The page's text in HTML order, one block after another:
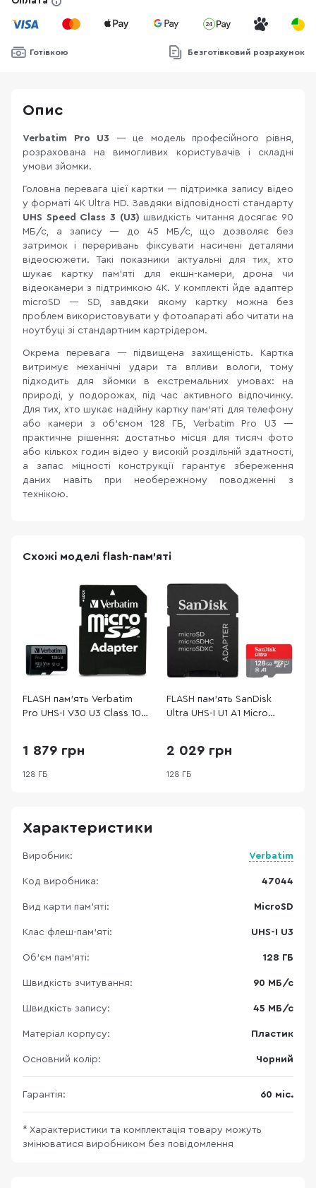
Готівкою Безготівковий розрахунок
Опис
Verbatim Pro U3 — це модель професійного рівня,
розрахована на вимогливих користувачів і складні
умови зйомки.
Головна перевага цієї картки — підтримка запису відео
у форматі 4K Ultra HD. Завдяки відповідності стандарту
UHS Speed Class 3 (U3) швидкість читання досягає 90
МБ/с, а запису — до 45 МБ/с, що дозволяє без
затримок і переривань фіксувати насичені деталями
відеосюжети. Такі показники актуальні для тих, хто
шукає картку пам'яті для екшн-камери, дрона чи
відеокамери з підтримкою 4K. У комплекті йде адаптер
microSD — SD, завдяки якому картку можна без
проблем використовувати у фотоапараті або читати на
ноутбуці зі стандартним картрідером.
Окрема перевага — підвищена захищеність. Картка
витримує механічні удари та впливи вологи, тому
підходить для зйомки в екстремальних умовах: на
природі, у подорожах, під час активного відпочинку.
Для тих, хто шукає надійну картку пам'яті для телефону
або камери з об'ємом 128 ГБ, Verbatim Pro U3 —
практичне рішення: достатньо місця для тисяч фото
або кількох годин відео у високій роздільній здатності,
а запас міцності конструкції гарантує збереження
даних навіть при необережному поводженні з
технікою.
Схожі моделі flash-пам'яті
FLASH пам'ять Verbatim
Pro UHS-I V30 U3 Class 10
1 879 грн
128 ГБ
FLASH пам'ять SanDisk
Ultra UHS-I U1 A1 Micro
2 029 грн
128 ГБ
Характеристики
Виробник: Verbatim
Код виробника: 47044
Вид карти пам'яті: MicroSD
Клас флеш-пам’яті: UHS-I U3
Об’єм пам’яті: 128 ГБ
Швидкість зчитування: 90 МБ/с
Швидкість запису: 45 МБ/с
Матеріал корпусу: Пластик
Основний колір: Чорний
Гарантія: 60 міс.
* Характеристики та комплектація товару можуть
змінюватися виробником без повідомлення